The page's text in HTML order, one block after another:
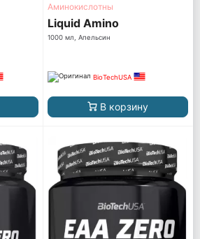
Аминокислотны
Liquid Amino
1000 мл, Апельсин
BioTechUSA
В корзину